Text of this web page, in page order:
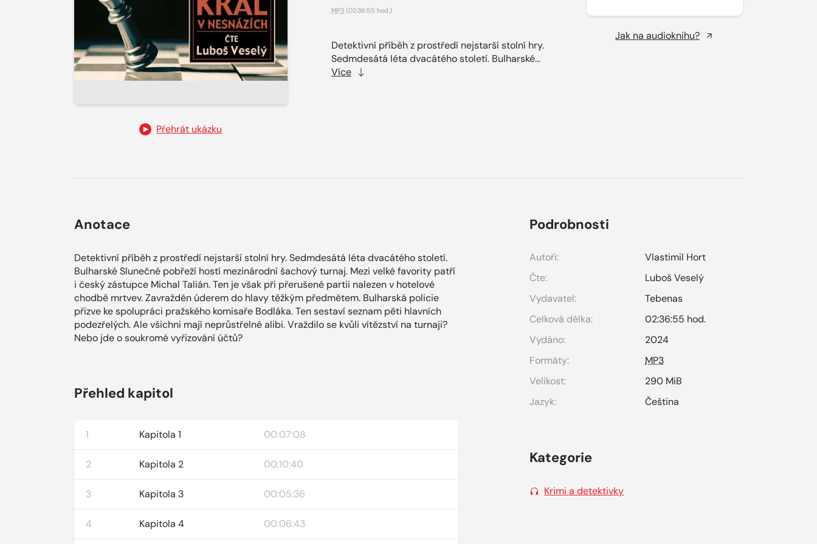
Přehrát ukázku
MP3(02:36:55 hod.)
Detektivní příběh z prostředí nejstarší stolní hry.
Sedmdesátá léta dvacátého století. Bulharské...
Více
Jak na audioknihu?
Anotace
Detektivní příběh z prostředí nejstarší stolní hry. Sedmdesátá léta dvacátého století.
Bulharské Slunečné pobřeží hostí mezinárodní šachový turnaj. Mezi velké favority patří
i český zástupce Michal Talián. Ten je však při přerušené partii nalezen v hotelové
chodbě mrtvev. Zavražděn úderem do hlavy těžkým předmětem. Bulharská policie
přizve ke spolupráci pražského komisaře Bodláka. Ten sestaví seznam pěti hlavních
podezřelých. Ale všichni mají neprůstřelné alibi. Vraždilo se kvůli vítězství na turnaji?
Nebo jde o soukromé vyřizování účtů?
Přehled kapitol
1 Kapitola 1 00:07:08
2 Kapitola 2 00:10:40
3 Kapitola 3 00:05:36
4 Kapitola 4 00:06:43
Podrobnosti
Autoři:
Vlastimil Hort
Čte:
Luboš Veselý
Vydavatel:
Tebenas
Celková délka:
02:36:55 hod.
Vydáno:
2024
Formáty:
MP3
Velikost:
290 MiB
Jazyk:
Čeština
Kategorie
Krimi a detektivky